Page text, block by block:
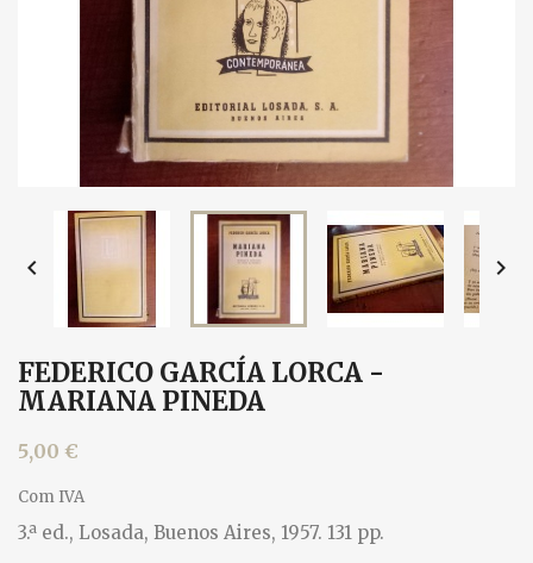
 
FEDERICO GARCÍA LORCA -
MARIANA PINEDA
5,00 €
Com IVA
3.ª ed., Losada, Buenos Aires, 1957. 131 pp.